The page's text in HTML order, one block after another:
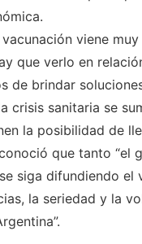
vacunación viene
que verlo en
de brindar
crisis sanitaria se
la posibilidad de
que tanto “el
siga difundiendo el
la seriedad y la